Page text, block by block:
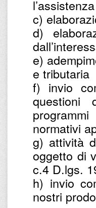
c)
d)
e)
e tributaria
f) invio
questioni
normativi
g) attività
oggetto di
c.4 D.lgs.
h) invio
nostri